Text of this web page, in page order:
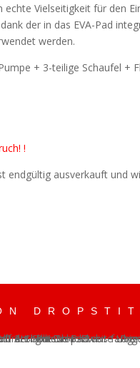
Vielseitigkeit für den
der in das EVA-Pad
werden.
+ 3-teilige Schaufel +
!
endgültig ausverkauft und